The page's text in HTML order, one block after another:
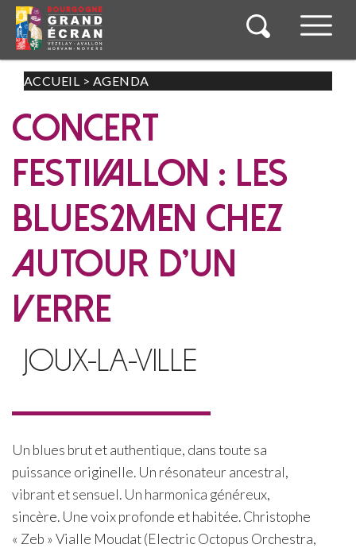
ACCUEIL > AGENDA
CONCERT
FESTIVALLON : LES
BLUES2MEN CHEZ
AUTOUR D'UN
VERRE
JOUX-LA-VILLE
Un blues brut et authentique, dans toute sa
puissance originelle. Un résonateur ancestral,
vibrant et sensuel. Un harmonica généreux,
sincère. Une voix profonde et habitée. Christophe
« Zeb » Vialle Moudat (Electric Octopus Orchestra,